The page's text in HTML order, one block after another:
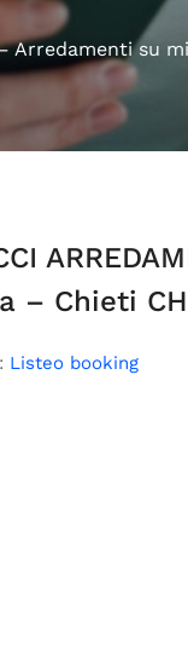
– Arredamenti su
– Chieti CH
Listeo booking